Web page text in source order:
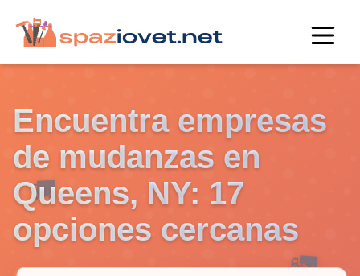
🚚
🚛
Encuentra empresas
de mudanzas en
Queens, NY: 17
opciones cercanas